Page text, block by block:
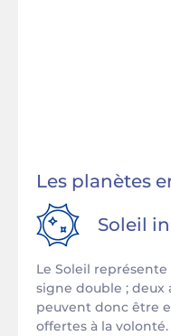
Les planètes
Soleil in
Le Soleil
signe double ; deux
peuvent donc être
offertes à la